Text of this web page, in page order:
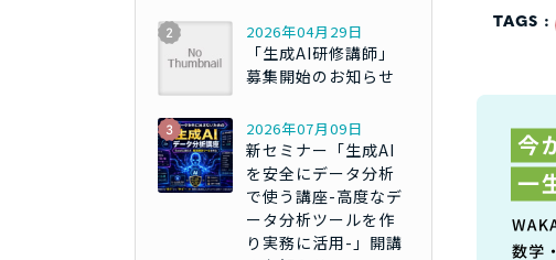
TAGS :
2026年04月29日
「生成AI研修講師」
募集開始のお知らせ
2026年07月09日
新セミナー「生成AI
を安全にデータ分析
で使う講座-高度なデ
ータ分析ツールを作
り実務に活用-」開講